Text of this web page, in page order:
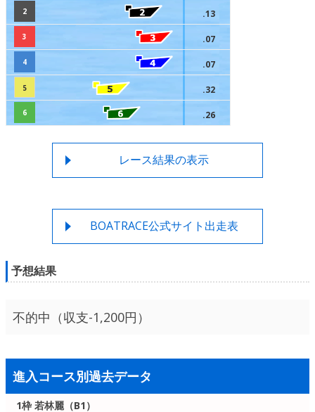
2 .13
3 .07
4 .07
5 .32
6 .26
レース結果の表示
BOATRACE公式サイト出走表
予想結果
不的中（収支-1,200円）
進入コース別過去データ
1枠 若林麗（B1）